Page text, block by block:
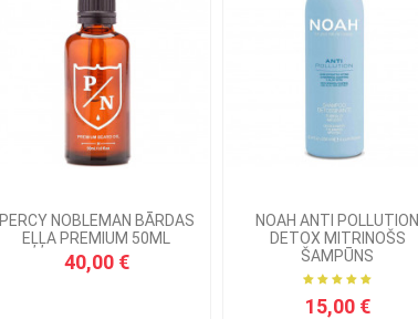
PERCY NOBLEMAN BĀRDAS
EĻĻA PREMIUM 50ML
40,00 €
NOAH ANTI POLLUTION
DETOX MITRINOŠS
ŠAMPŪNS
15,00 €